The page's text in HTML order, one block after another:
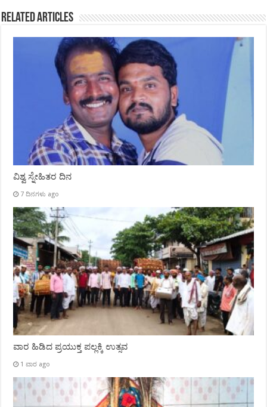
Related Articles
ವಿಶ್ವ ಸ್ನೇಹಿತರ ದಿನ
7 ದಿನಗಳು ago
ವಾರ ಹಿಡಿದ ಪ್ರಯುಕ್ತ ಪಲ್ಲಕ್ಕಿ ಉತ್ಸವ
1 ವಾರ ago